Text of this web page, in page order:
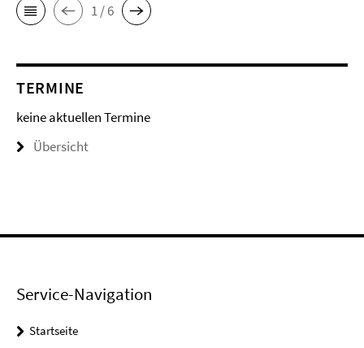
1 / 6
TERMINE
keine aktuellen Termine
Übersicht
Service-Navigation
Startseite